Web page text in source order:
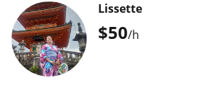
$50/h
Lissette